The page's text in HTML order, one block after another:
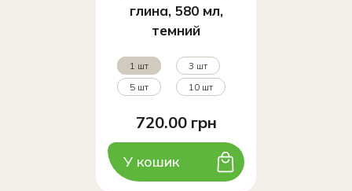
глина, 580 мл,
темний
1 шт
3 шт
5 шт
10 шт
720.00 грн
У кошик